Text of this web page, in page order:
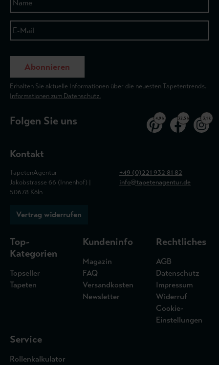
Abonnieren
Erhalten Sie aktuelle Informationen über die neuesten Tapetentrends.
Informationen zum Datenschutz.
Folgen Sie uns 4,9 k 32,5 k 3,1 k
Kontakt
TapetenAgentur
Jakobstrasse 66 (Innenhof) |
50678 Köln
+49 (0)221 932 81 82
info@tapetenagentur.de
Vertrag widerrufen
Top-
Kategorien
Topseller
Tapeten
Kundeninfo
Magazin
FAQ
Versandkosten
Newsletter
Rechtliches
AGB
Datenschutz
Impressum
Widerruf
Cookie-
Einstellungen
Service
Rollenkalkulator